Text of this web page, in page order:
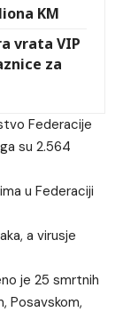
KM
vrata VIP
za
Federacije
su 2.564
u Federaciji
a virusje
je 25 smrtnih
Posavskom,